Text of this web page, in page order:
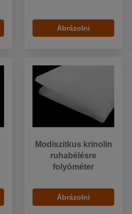
Ábrázolni
Modiszitkus krinolin
ruhabélésre
folyóméter
Ábrázolni